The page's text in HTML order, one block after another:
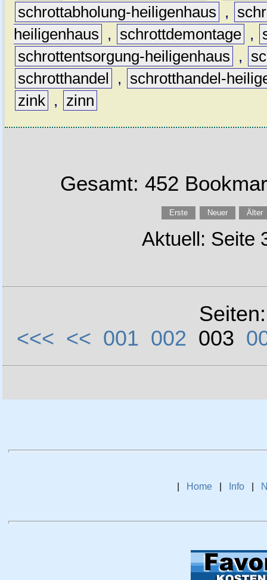
schrottabholung-heiligenhaus
,
heiligenhaus
, schrottdemontage ,
schrottentsorgung-heiligenhaus
,
schrotthandel
,
schrotthandel-
zink , zinn
Gesamt: 452
Erste Neuer Älter
Aktuell: Seite
<<< << 001 002 003
Home Info